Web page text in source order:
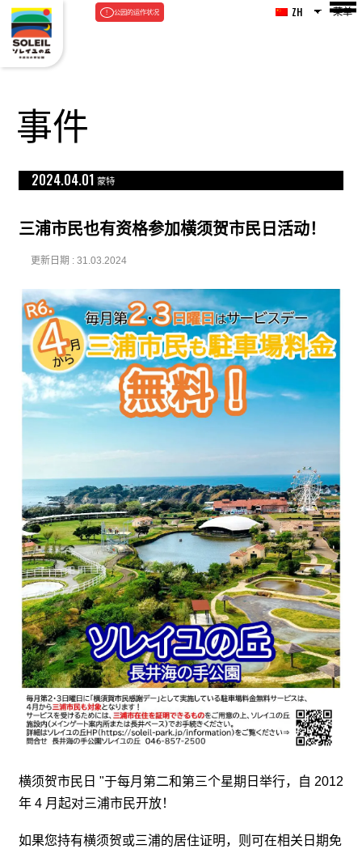
公园的运作状况 ZH 菜单
事件
2024.04.01 蒙特
三浦市民也有资格参加横须贺市民日活动！
更新日期 : 31.03.2024
横须贺市民日 "于每月第二和第三个星期日举行，自 2012
年 4 月起对三浦市民开放！
如果您持有横须贺或三浦的居住证明，则可在相关日期免